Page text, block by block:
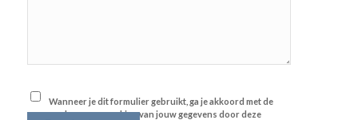
Wanneer je dit formulier gebruikt, ga je akkoord met de
opslag en verwerking van jouw gegevens door deze